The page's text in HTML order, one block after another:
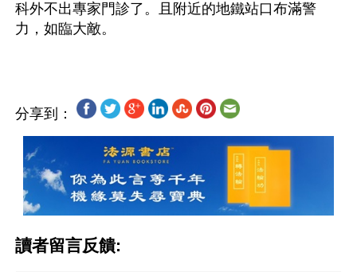
科外不出專家門診了。且附近的地鐵站口布滿警
力，如臨大敵。
分享到：
讀者留言反饋: